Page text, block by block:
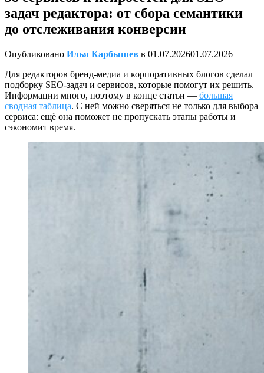
задач редактора: от сбора семантики
до отслеживания конверсии
Опубликовано Илья Карбышев в 01.07.202601.07.2026
Для редакторов бренд-медиа и корпоративных блогов сделал
подборку SEO-задач и сервисов, которые помогут их решить.
Информации много, поэтому в конце статьи — большая
сводная таблица. С ней можно сверяться не только для выбора
сервиса: ещё она поможет не пропускать этапы работы и
сэкономит время.